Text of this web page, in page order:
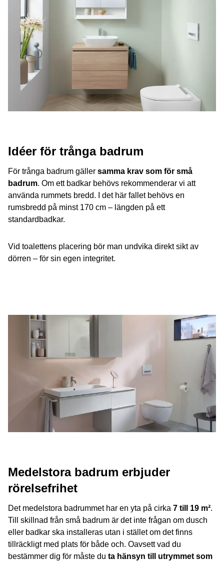
Idéer för trånga badrum
För trånga badrum gäller samma krav som för små
badrum. Om ett badkar behövs rekommenderar vi att
använda rummets bredd. I det här fallet behövs en
rumsbredd på minst 170 cm – längden på ett
standardbadkar.
Vid toalettens placering bör man undvika direkt sikt av
dörren – för sin egen integritet.
Medelstora badrum erbjuder
rörelsefrihet
Det medelstora badrummet har en yta på cirka 7 till 19 m².
Till skillnad från små badrum är det inte frågan om dusch
eller badkar ska installeras utan i stället om det finns
tillräckligt med plats för både och. Oavsett vad du
bestämmer dig för måste du ta hänsyn till utrymmet som